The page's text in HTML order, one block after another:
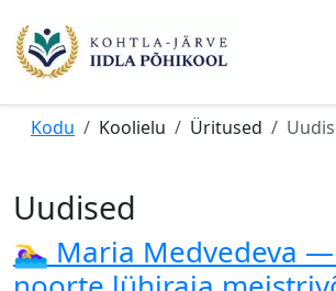
Kodu Koolielu Üritused
Uudised
🏊‍♀️ Maria Medvedeva